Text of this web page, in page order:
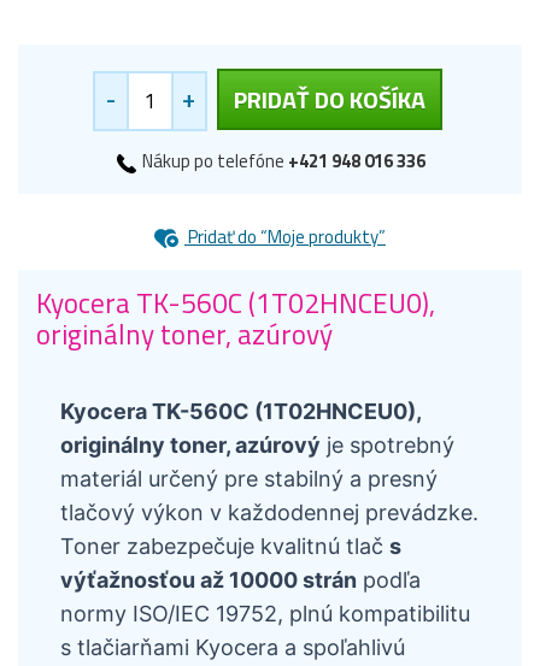
- + PRIDAŤ DO KOŠÍKA
Nákup po telefóne +421 948 016 336
Pridať do “Moje produkty”
Kyocera TK-560C (1T02HNCEU0),
originálny toner, azúrový
Kyocera TK-560C (1T02HNCEU0),
originálny toner, azúrový je spotrebný
materiál určený pre stabilný a presný
tlačový výkon v každodennej prevádzke.
Toner zabezpečuje kvalitnú tlač s
výťažnosťou až 10000 strán podľa
normy ISO/IEC 19752, plnú kompatibilitu
s tlačiarňami Kyocera a spoľahlivú